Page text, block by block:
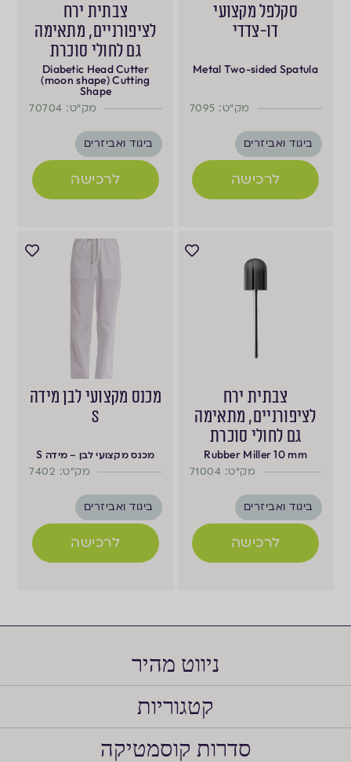
סקלפל מקצועי
דו-צדדי
Metal Two-sided Spatula
מק"ט: 7095
ביגוד ואביזרים
לרכישה
צבתית ירח
לציפורניים, מתאימה
גם לחולי סוכרת
Diabetic Head Cutter
(moon shape) Cutting
Shape
מק"ט: 70704
ביגוד ואביזרים
לרכישה
צבתית ירח
לציפורניים, מתאימה
גם לחולי סוכרת
Rubber Miller 10 mm
מק"ט: 71004
ביגוד ואביזרים
לרכישה
מכנס מקצועי לבן מידה
S
מכנס מקצועי לבן – מידה S
מק"ט: 7402
ביגוד ואביזרים
לרכישה
ניווט מהיר
קטגוריות
סדרות קוסמטיקה